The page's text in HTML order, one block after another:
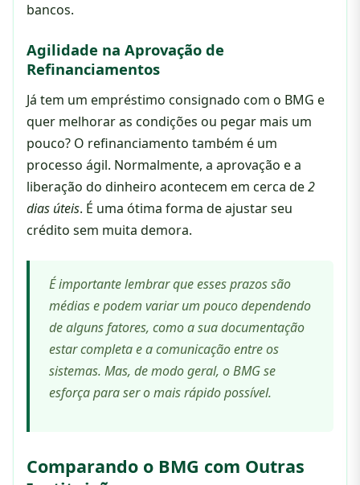
bancos.
Agilidade na Aprovação de
Refinanciamentos
Já tem um empréstimo consignado com o BMG e
quer melhorar as condições ou pegar mais um
pouco? O refinanciamento também é um
processo ágil. Normalmente, a aprovação e a
liberação do dinheiro acontecem em cerca de2
dias úteis. É uma ótima forma de ajustar seu
crédito sem muita demora.
É importante lembrar que esses prazos são
médias e podem variar um pouco dependendo
de alguns fatores, como a sua documentação
estar completa e a comunicação entre os
sistemas. Mas, de modo geral, o BMG se
esforça para ser o mais rápido possível.
Comparando o BMG com Outras